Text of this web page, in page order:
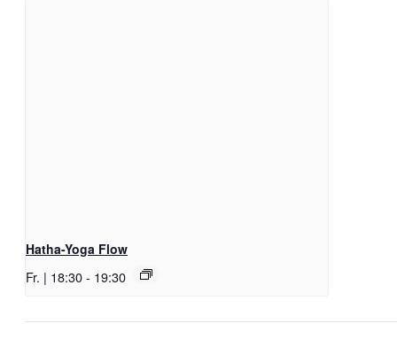
Hatha-Yoga Flow
Fr. | 18:30- 19:30